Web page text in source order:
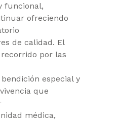
funcional,
ofreciendo
de calidad. El
por las
especial y
que
médica,